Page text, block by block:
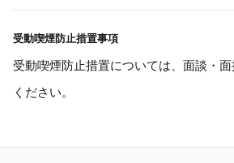
受動喫煙防止措置事項
受動喫煙防止措置については、面談・
ください。